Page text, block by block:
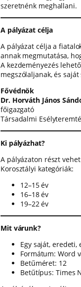
szeretnénk meghallani.
A pályázat célja
A pályázat célja a
annak megmutatása,
A kezdeményezés
megszólaljanak, és
Fővédnök
Dr. Horváth János
főigazgató
Társadalmi
Ki pályázhat?
A pályázaton részt
Korosztályi kategóriák:
12–15 év
16–18 év
19–22 év
Mit várunk?
Egy saját,
Formátum: Word
Betűméret: 12
Betűtípus: Times